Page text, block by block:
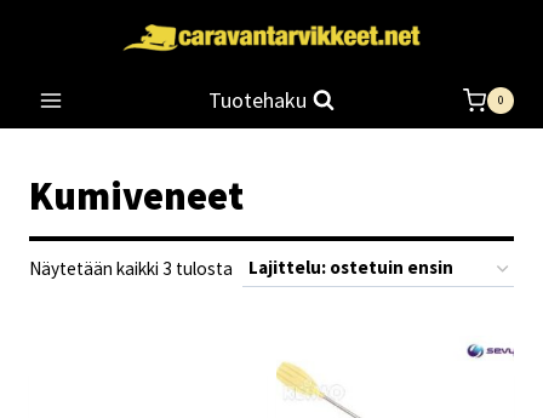
Tuotehaku 0
Kumiveneet
Näytetään kaikki 3 tulosta Suosituimmat